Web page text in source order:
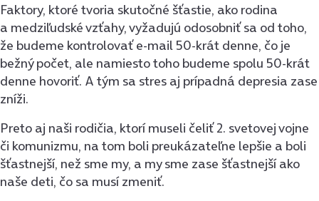
Faktory, ktoré tvoria skutočné šťastie, ako rodina
a medziľudské vzťahy, vyžadujú odosobniť sa od toho,
že budeme kontrolovať e-mail 50-krát denne, čo je
bežný počet, ale namiesto toho budeme spolu 50-krát
denne hovoriť. A tým sa stres aj prípadná depresia zase
zníži.
Preto aj naši rodičia, ktorí museli čeliť 2. svetovej vojne
či komunizmu, na tom boli preukázateľne lepšie a boli
šťastnejší, než sme my, a my sme zase šťastnejší ako
naše deti, čo sa musí zmeniť.